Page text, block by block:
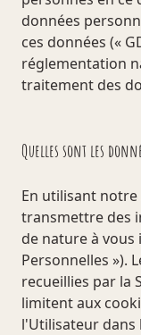
données
ces données («
réglementation
traitement des
Quelles sont les
En utilisant notre
transmettre des
de nature à vous
Personnelles »).
recueillies par la
limitent aux
l'Utilisateur dans